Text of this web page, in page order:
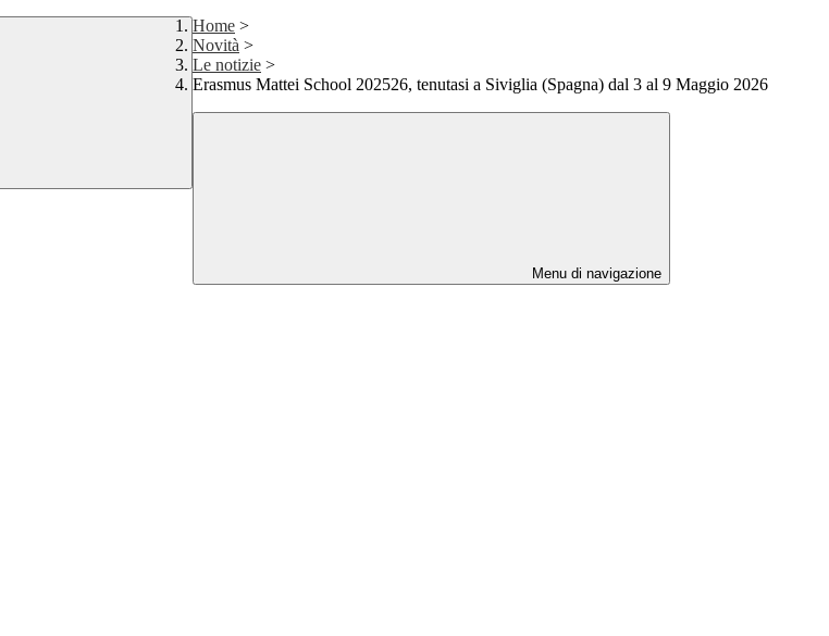
Home >
Novità >
Le notizie >
Erasmus Mattei School 202526, tenutasi a Siviglia (Spagna) dal 3 al 9 Maggio 2026
Menu di navigazione